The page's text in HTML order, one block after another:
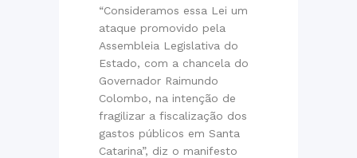
“Consideramos essa Lei um
ataque promovido pela
Assembleia Legislativa do
Estado, com a chancela do
Governador Raimundo
Colombo, na intenção de
fragilizar a fiscalização dos
gastos públicos em Santa
Catarina”, diz o manifesto